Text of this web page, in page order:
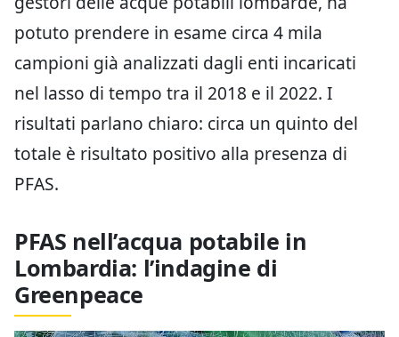
potuto prendere in esame circa 4 mila
campioni già analizzati dagli enti incaricati
nel lasso di tempo tra il 2018 e il 2022. I
risultati parlano chiaro: circa un quinto del
totale è risultato positivo alla presenza di
PFAS.
PFAS nell’acqua potabile in
Lombardia: l’indagine di
Greenpeace